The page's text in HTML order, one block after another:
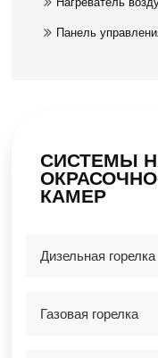
Панель
СИСТЕМЫ
КАМЕР
Дизельная горелка
Газовая горелка